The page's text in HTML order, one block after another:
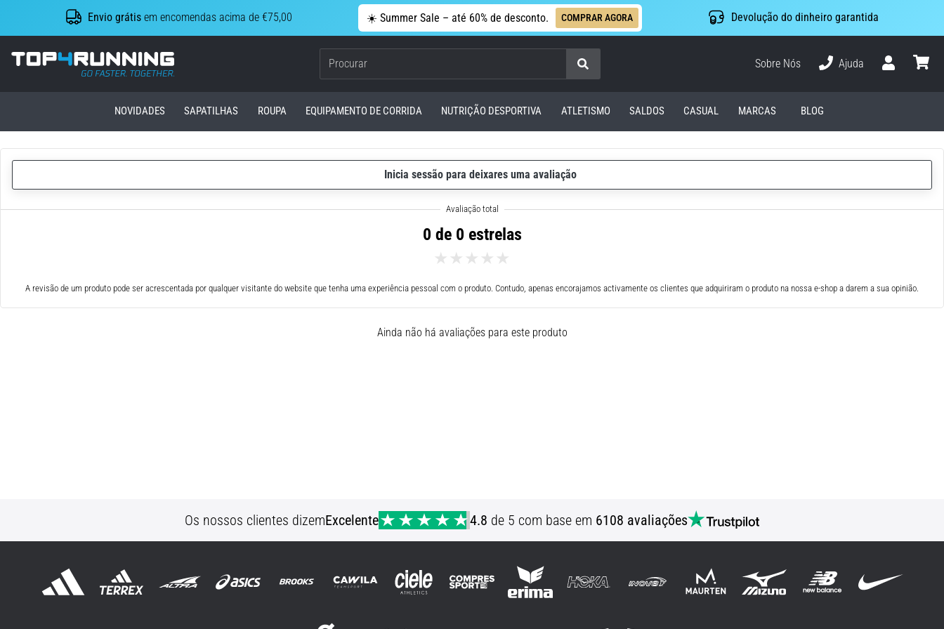
Envio grátis em encomendas acima de €75,00 ☀️ Summer Sale – até 60% de desconto. COMPRAR AGORA Devolução do dinheiro garantida
Top4Running.pt
Procurar
Sobre Nós
Ajuda
NOVIDADES SAPATILHAS ROUPA EQUIPAMENTO DE CORRIDA NUTRIÇÃO DESPORTIVA ATLETISMO SALDOS CASUAL MARCAS BLOG
Inicia sessão para deixares uma avaliação
0 de 0 estrelas
A revisão de um produto pode ser acrescentada por qualquer visitante do website que tenha uma experiência pessoal com o produto. Contudo, apenas encorajamos activamente os clientes que adquiriram o produto na nossa e-shop a darem a sua opinião.
Ainda não há avaliações para este produto
Os nossos clientes dizemExcelente 4.8 de 5 com base em 6108 avaliações